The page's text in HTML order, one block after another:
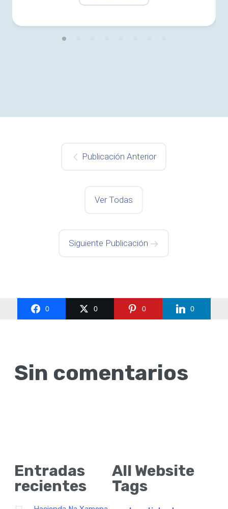
Publicación Anterior
Ver Todas
Siguiente Publicación
0 0 0 0
Sin comentarios
Entradas
recientes
All Website
Tags